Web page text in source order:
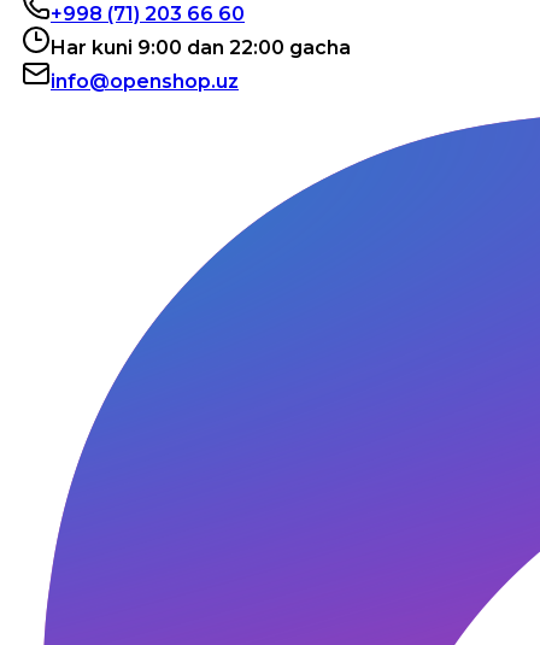
+998 (71) 203 66 60
Har kuni 9:00 dan 22:00 gacha
info@openshop.uz